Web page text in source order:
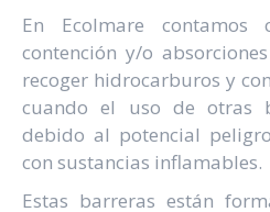
En Ecolmare
contención y/o
recoger hidrocarburos y
cuando el uso de otras
debido al potencial
con sustancias inflamables.
Estas barreras están